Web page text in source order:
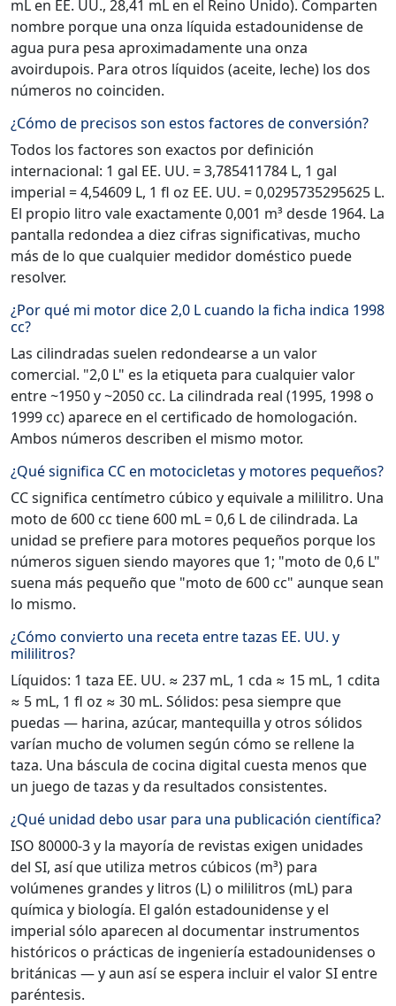
mL en EE. UU., 28,41 mL en el Reino Unido). Comparten
nombre porque una onza líquida estadounidense de
agua pura pesa aproximadamente una onza
avoirdupois. Para otros líquidos (aceite, leche) los dos
números no coinciden.
¿Cómo de precisos son estos factores de conversión?
Todos los factores son exactos por definición
internacional: 1 gal EE. UU. = 3,785411784 L, 1 gal
imperial = 4,54609 L, 1 fl oz EE. UU. = 0,0295735295625 L.
El propio litro vale exactamente 0,001 m³ desde 1964. La
pantalla redondea a diez cifras significativas, mucho
más de lo que cualquier medidor doméstico puede
resolver.
¿Por qué mi motor dice 2,0 L cuando la ficha indica 1998
cc?
Las cilindradas suelen redondearse a un valor
comercial. "2,0 L" es la etiqueta para cualquier valor
entre ~1950 y ~2050 cc. La cilindrada real (1995, 1998 o
1999 cc) aparece en el certificado de homologación.
Ambos números describen el mismo motor.
¿Qué significa CC en motocicletas y motores pequeños?
CC significa centímetro cúbico y equivale a mililitro. Una
moto de 600 cc tiene 600 mL = 0,6 L de cilindrada. La
unidad se prefiere para motores pequeños porque los
números siguen siendo mayores que 1; "moto de 0,6 L"
suena más pequeño que "moto de 600 cc" aunque sean
lo mismo.
¿Cómo convierto una receta entre tazas EE. UU. y
mililitros?
Líquidos: 1 taza EE. UU. ≈ 237 mL, 1 cda ≈ 15 mL, 1 cdita
≈ 5 mL, 1 fl oz ≈ 30 mL. Sólidos: pesa siempre que
puedas — harina, azúcar, mantequilla y otros sólidos
varían mucho de volumen según cómo se rellene la
taza. Una báscula de cocina digital cuesta menos que
un juego de tazas y da resultados consistentes.
¿Qué unidad debo usar para una publicación científica?
ISO 80000-3 y la mayoría de revistas exigen unidades
del SI, así que utiliza metros cúbicos (m³) para
volúmenes grandes y litros (L) o mililitros (mL) para
química y biología. El galón estadounidense y el
imperial sólo aparecen al documentar instrumentos
históricos o prácticas de ingeniería estadounidenses o
británicas — y aun así se espera incluir el valor SI entre
paréntesis.